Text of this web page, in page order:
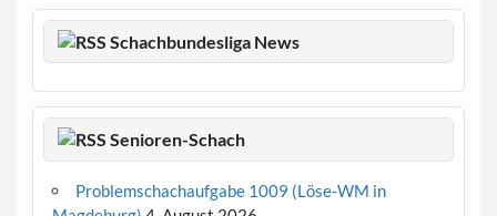
Schachbundesliga News
Senioren-Schach
Problemschachaufgabe 1009 (Löse-WM in